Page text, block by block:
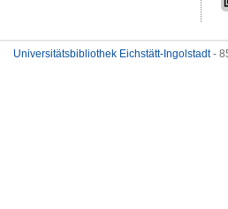
Universitätsbibliothek Eichstätt-Ingolstadt-